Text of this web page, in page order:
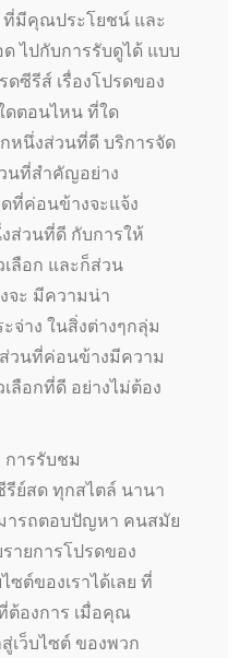
มีคุณประโยชน์ และ
ไปกับการรับดูได้ แบบ
ซีรีส์ เรื่องโปรดของ
ตอนไหน ที่ใด
หนึ่งส่วนที่ดี บริการจัด
นที่สำคัญอย่าง
ที่ค่อนข้างจะแจ้ง
ส่วนที่ดี กับการให้
ลือก และก็ส่วน
จะ มีความน่า
จ่าง ในสิ่งต่างๆกลุ่ม
วนที่ค่อนข้างมีความ
ลือกที่ดี อย่างไม่ต้อง
การรับชม
ย์สด ทุกสไตล์ นานา
ารถตอบปัญหา คนสมัย
ายการโปรดของ
ต์ของเราได้เลย ที่
ต้องการ เมื่อคุณ
สู่เว็บไซต์ ของพวก